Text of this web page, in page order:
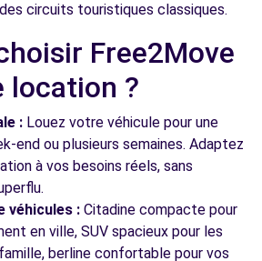
- S&You - VENISSIEUX (J)
toutes les agences
circuits touristiques classiques.
Free2Move
location ?
: Louez votre véhicule pour une
end ou plusieurs semaines. Adaptez
à vos besoins réels, sans
véhicules : Citadine compacte pour
en ville, SUV spacieux pour les
berline confortable pour vos